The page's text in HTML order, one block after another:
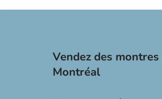
Vendez des
Montréal